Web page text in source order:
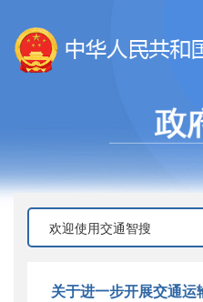
关于进一步开展交通